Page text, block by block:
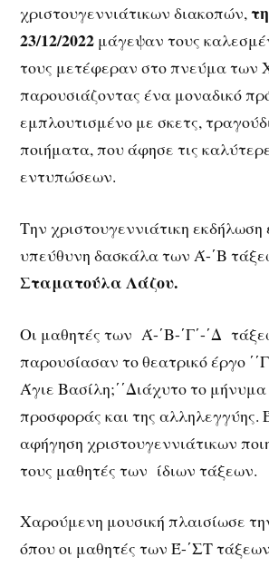
χριστουγεννιάτικων διακοπών,
23/12/2022 μάγεψαν τους
τους μετέφεραν στο πνεύμα των
παρουσιάζοντας ένα μοναδικό
εμπλουτισμένο με σκετς,
ποιήματα, που άφησε τις
εντυπώσεων.
Την χριστουγεννιάτικη εκδήλωση
υπεύθυνη δασκάλα των Ά-΄Β
Σταματούλα Λάζου.
Οι μαθητές των Ά-΄Β-΄Γ΄-΄Δ
παρουσίασαν το θεατρικό έργο
Άγιε Βασίλη;΄΄Διάχυτο το
προσφοράς και της αλληλεγγύης.
αφήγηση χριστουγεννιάτικων
τους μαθητές των ίδιων τάξεων.
Χαρούμενη μουσική πλαισίωσε
όπου οι μαθητές των Έ-΄ΣΤ